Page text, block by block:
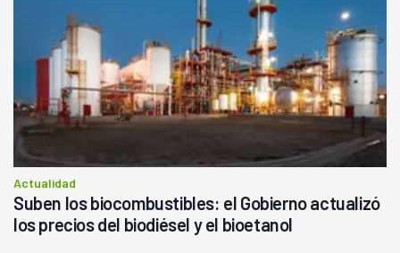
Actualidad
Suben los biocombustibles: el Gobierno actualizó
los precios del biodiésel y el bioetanol